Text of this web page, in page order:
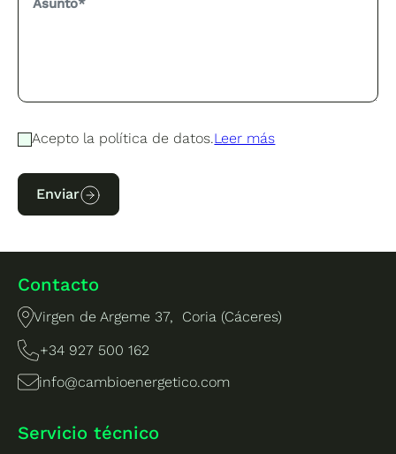
Acepto la política de datos.Leer más
Enviar
Contacto
Virgen de Argeme 37, Coria (Cáceres)
+34 927 500 162
info@cambioenergetico.com
Servicio técnico